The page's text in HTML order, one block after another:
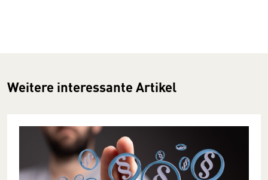
Weitere interessante Artikel